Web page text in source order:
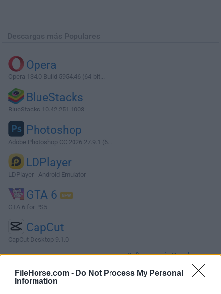
FileHorse.com - Do Not Process My Personal
Information
Descargas más Populares
Opera
Opera 134.0 Build 5954.46 (64-bit...
BlueStacks
BlueStacks 10.42.251.1003
Photoshop
Adobe Photoshop CC 2026 27.9.1 (6...
LDPlayer
LDPlayer - Android Emulator
GTA 6
GTA 6 for PS5
CapCut
CapCut Desktop 9.1.0
Software más Populares »
Acerca de Tag&Rename